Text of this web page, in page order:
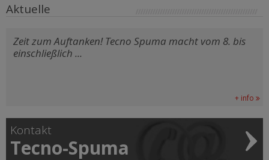
Aktuelle
Zeit zum Auftanken! Tecno Spuma macht vom 8. bis
einschließlich ...
+ info
Kontakt
Tecno-Spuma